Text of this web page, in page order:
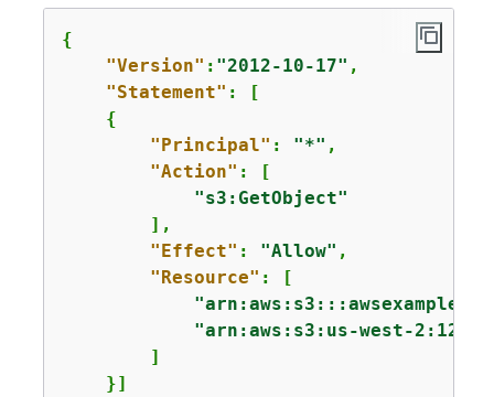
{
"Version" : "2012-10-17" ,
"Statement" : [
{
"Principal" : "*" ,
"Action" : [
"s3:GetObject"
        ],
"Effect" : "Allow" ,
"Resource" : [
"arn:aws:s3:us-west-
        ]
    }]